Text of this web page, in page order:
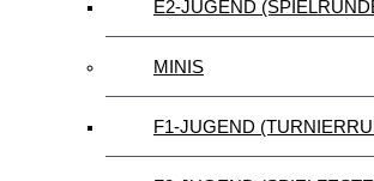
E2-JUGEND
MINIS
F1-JUGEND